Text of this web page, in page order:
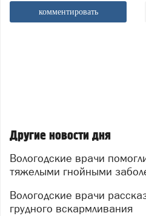
комментировать
Другие новости дня
Вологодские врачи помогли 85 пациентам с
тяжелыми гнойными
Вологодские врачи рассказали о главной пользе
грудного вскармливания